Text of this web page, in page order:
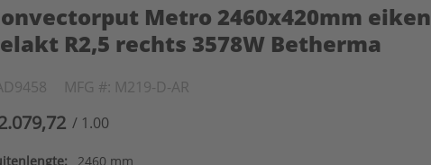
Metro 2460x420mm eiken
R2,5 rechts 3578W Betherma
MFG #: M219-D-AR
/ 1.00
2460 mm